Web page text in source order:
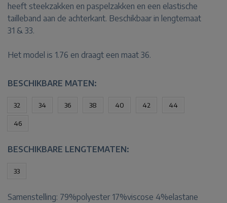
heeft steekzakken en paspelzakken en een elastische
tailleband aan de achterkant. Beschikbaar in lengtemaat
31 & 33.
Het model is 1.76 en draagt een maat 36.
BESCHIKBARE MATEN:
32 34 36 38 40 42 44
46
BESCHIKBARE LENGTEMATEN:
33
Samenstelling: 79%polyester 17%viscose 4%elastane